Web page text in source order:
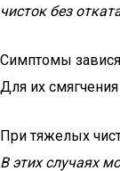
чисток без
Симптомы
Для их
При тяжелых
В этих случаях